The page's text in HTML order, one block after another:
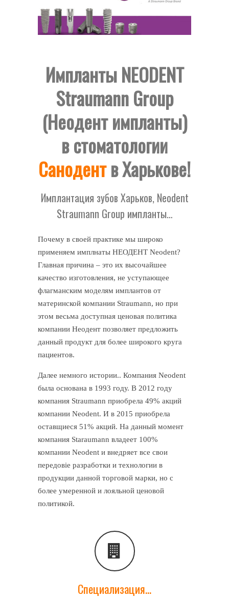
Импланты NEODENT
Straumann Group
(Неодент импланты)
в стоматологии
Санодентв Харькове!
Имплантация зубов Харьков, Neodent
Straumann Group импланты…
Почему в своей практике мы широко
применяем имплнаты НЕОДЕНТ Neodent?
Главная причина – это их высочайшее
качество изготовления, не уступающее
флагманским моделям имплантов от
материнской компании Straumann, но при
этом весьма доступная ценовая политика
компании Неодент позволяет предложить
данный продукт для более широкого круга
пациентов.
Далее немного истории.. Компания Neodent
была основана в 1993 году. В 2012 году
компания Straumann приобрела 49% акций
компании Neodent. И в 2015 приобрела
оставщиеся 51% акций. На данный момент
компания Staraumann владеет 100%
компании Neodent и внедряет все свои
передовіе разработки и технологии в
продукции данной торговой марки, но с
более умеренной и лояльной ценовой
политикой.
Специализация…